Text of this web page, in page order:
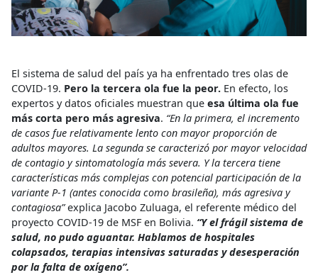
El sistema de salud del país ya ha enfrentado tres olas de
COVID-19. Pero la tercera ola fue la peor. En efecto, los
expertos y datos oficiales muestran que esa última ola fue
más corta pero más agresiva. “En la primera, el incremento
de casos fue relativamente lento con mayor proporción de
adultos mayores. La segunda se caracterizó por mayor velocidad
de contagio y sintomatología más severa. Y la tercera tiene
características más complejas con potencial participación de la
variante P-1 (antes conocida como brasileña), más agresiva y
contagiosa”explica Jacobo Zuluaga, el referente médico del
proyecto COVID-19 de MSF en Bolivia. “Y el frágil sistema de
salud, no pudo aguantar. Hablamos de hospitales
colapsados, terapias intensivas saturadas y desesperación
por la falta de oxígeno”.